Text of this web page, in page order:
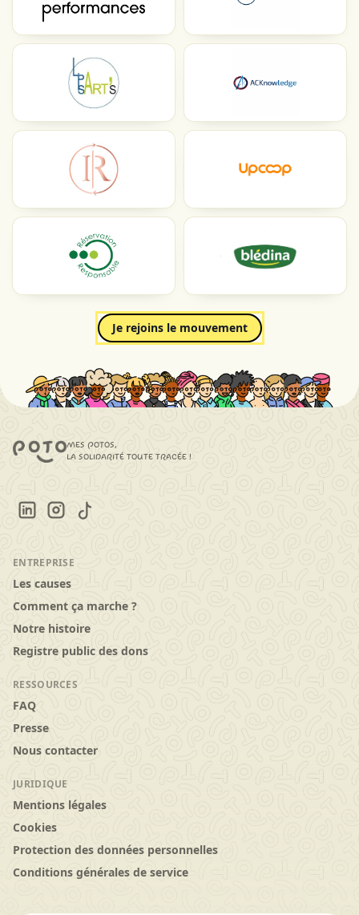
Je rejoins le mouvement
mes potos,
la solidarité toute tracée !
ENTREPRISE
Les causes
Comment ça marche ?
Notre histoire
Registre public des dons
RESSOURCES
FAQ
Presse
Nous contacter
JURIDIQUE
Mentions légales
Cookies
Protection des données personnelles
Conditions générales de service